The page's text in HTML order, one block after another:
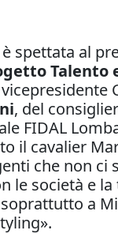
è spettata al
Talento
, del
FIDAL
il cavalier
che non ci
le società e
a